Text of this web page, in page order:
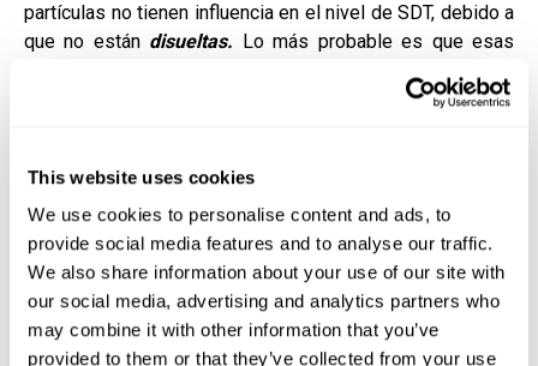
This website uses cookies
We use cookies to personalise content and ads, to
provide social media features and to analyse our traffic.
We also share information about your use of our site with
our social media, advertising and analytics partners who
may combine it with other information that you’ve
provided to them or that they’ve collected from your use
partículas no tienen influencia en el nivel de SDT, debido a
que no están disueltas. Lo más probable es que esas
el cloro se ve obligado a oxidar. Es por eso que
En realidad un alto nivel de SDT afecta al ISL.
SDT y el ISL
Elíndice de saturación de Langelier (LSI) es la forma
objetiva de medir el equilibrio en el agua. Es un índice
calculado que nos dice que tan saturada esta el agua con